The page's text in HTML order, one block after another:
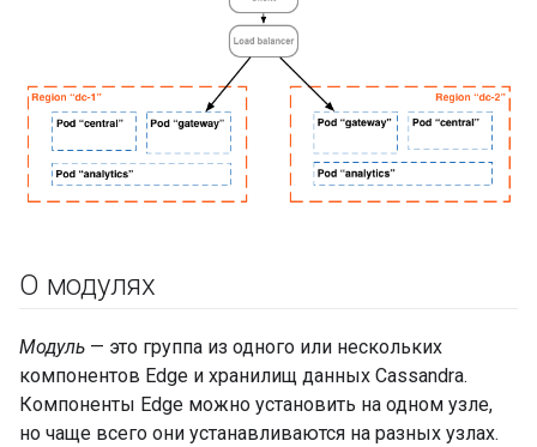
О модулях
Модуль — это группа из одного или нескольких
компонентов Edge и хранилищ данных Cassandra.
Компоненты Edge можно установить на одном узле,
но чаще всего они устанавливаются на разных узлах.